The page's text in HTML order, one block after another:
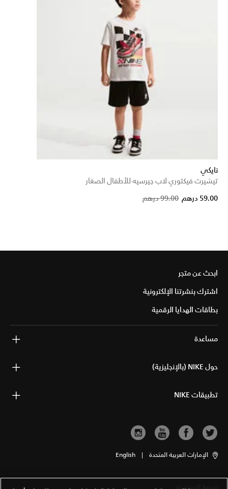
نايكي
تيشيرت فيكتوري لاب جيرسيه للأطفال الصغار
Price reduced from
99.00 درهم to 59.00 درهم
ابحث عن متجر
اشترك بنشرتنا الإلكترونية
بطاقات الهدايا الرقمية
مساعدة
حول NIKE (بالإنجليزية)
تطبيقات NIKE
الإمارات العربية المتحدة |
English